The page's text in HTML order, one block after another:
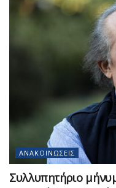
ΑΝΑΚΟΙΝΏΣΕΙΣ
Συλλυπητήριο